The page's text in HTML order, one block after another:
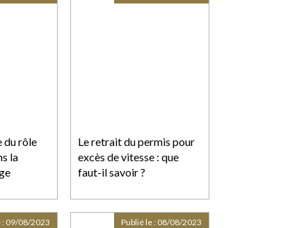
du rôle
la
Le retrait du permis pour
excès de vitesse : que
faut-il savoir ?
: 09/08/2023 Publié le : 08/08/2023